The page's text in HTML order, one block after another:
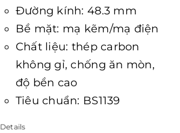
Đường kính: 48.3 mm
Bề mặt: mạ kẽm/mạ điện
Chất liệu: thép carbon
không gỉ, chống ăn mòn,
độ bền cao
Tiêu chuẩn: BS1139
Details